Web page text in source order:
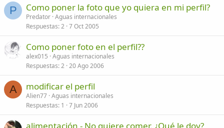
Verdana
P Como poner la foto que yo quiera en mi perfil?
Predator Aguas internacionales
Respuestas 2 7 Oct 2005
Como poner foto en el perfil??
alex015 Aguas internacionales
Respuestas 2 20 Ago 2006
A modificar el perfil
Alien77 Aguas internacionales
Respuestas 1 7 Jun 2006